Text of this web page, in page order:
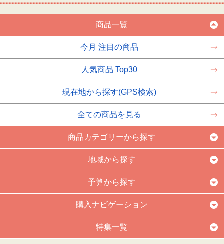
商品一覧
今月 注目の商品
人気商品 Top30
現在地から探す(GPS検索)
全ての商品を見る
商品カテゴリーから探す
地域から探す
予算から探す
購入ナビゲーション
特集一覧